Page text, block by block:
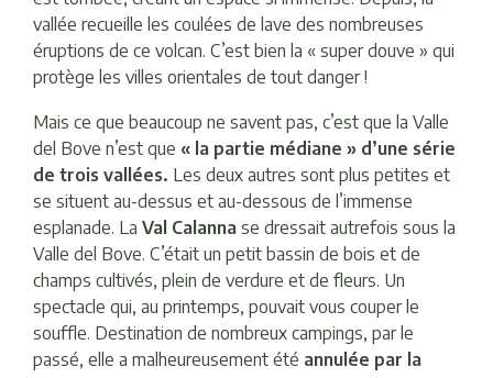
vallée recueille les coulées de lave des nombreuses
éruptions de ce volcan. C’est bien la « super douve » qui
protège les villes orientales de tout danger !
Mais ce que beaucoup ne savent pas, c’est que la Valle
del Bove n’est que « la partie médiane » d’une série
de trois vallées. Les deux autres sont plus petites et
se situent au-dessus et au-dessous de l’immense
esplanade. La Val Calanna se dressait autrefois sous la
Valle del Bove. C’était un petit bassin de bois et de
champs cultivés, plein de verdure et de fleurs. Un
spectacle qui, au printemps, pouvait vous couper le
souffle. Destination de nombreux campings, par le
passé, elle a malheureusement été annulée par la